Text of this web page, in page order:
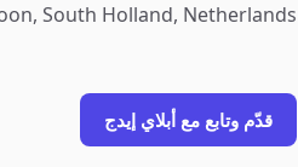
South Holland, Netherlands
قدّم وتابع مع أبلاي إيدج